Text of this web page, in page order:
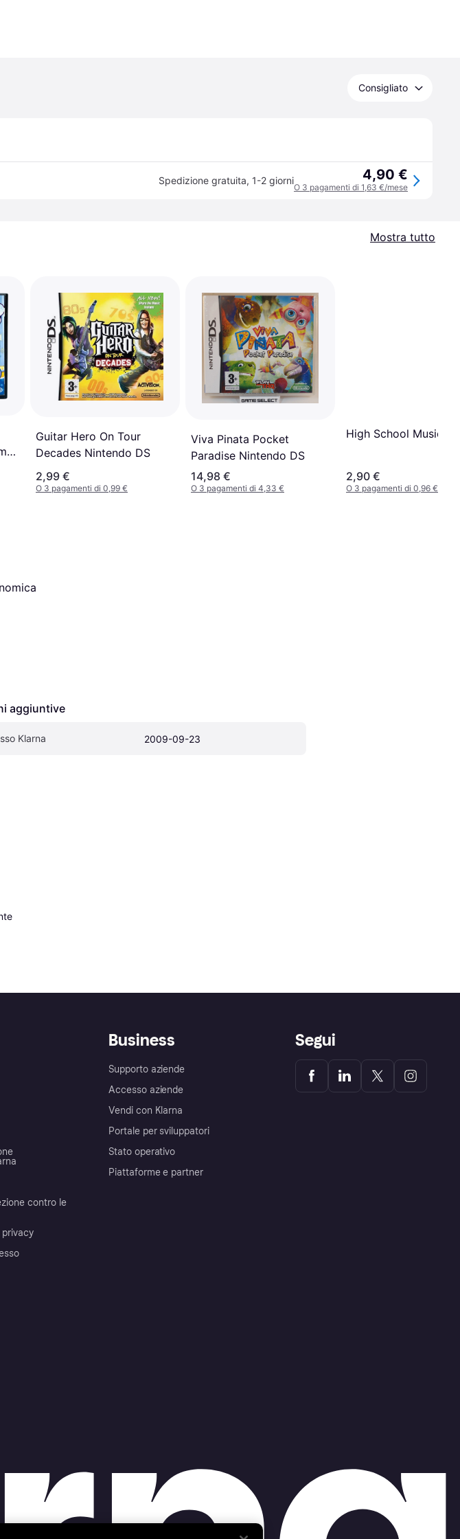
Consigliato
Spedizione gratuita, 1-2 giorni 4,90 €
O 3 pagamenti di 1,63 €/mese
Mostra tutto
Guitar Hero On Tour
Decades Nintendo DS
2,99 €
O 3 pagamenti di 0,99 €
Viva Pinata Pocket
Paradise Nintendo DS
14,98 €
O 3 pagamenti di 4,33 €
High School Musical
2,90 €
O 3 pagamenti di 0,96 €
aggiuntive
Klarna 2009-09-23
contro le
privacy
Business
Supporto aziende
Accesso aziende
Vendi con Klarna
Portale per sviluppatori
Stato operativo
Piattaforme e partner
Segui